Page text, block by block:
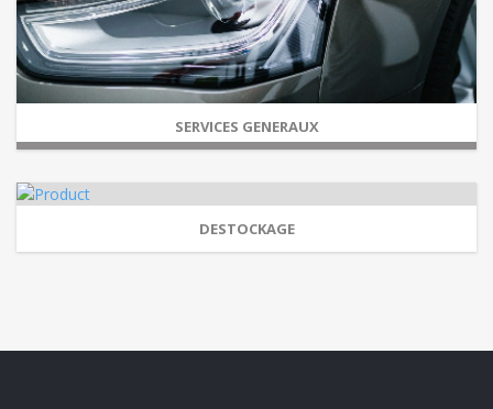
SERVICES GENERAUX
DESTOCKAGE